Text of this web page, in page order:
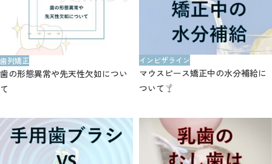
歯列矯正
歯の形態異常や先天性欠如につい
て
インビザライン
マウスピース矯正中の水分補給に
ついて